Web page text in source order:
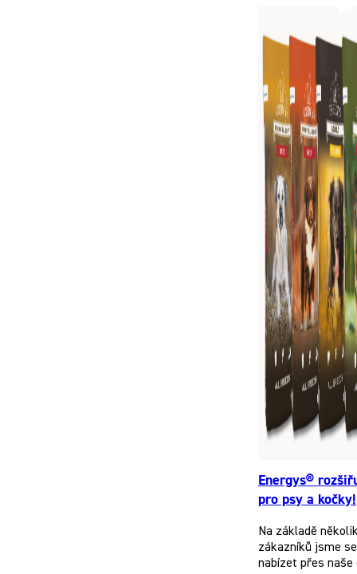
Energys®
pro psy a kočky!
Na základě
zákazníků jsme
nabízet přes